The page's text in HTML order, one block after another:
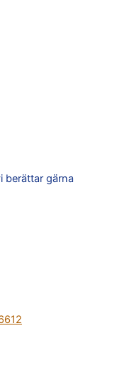
berättar gärna